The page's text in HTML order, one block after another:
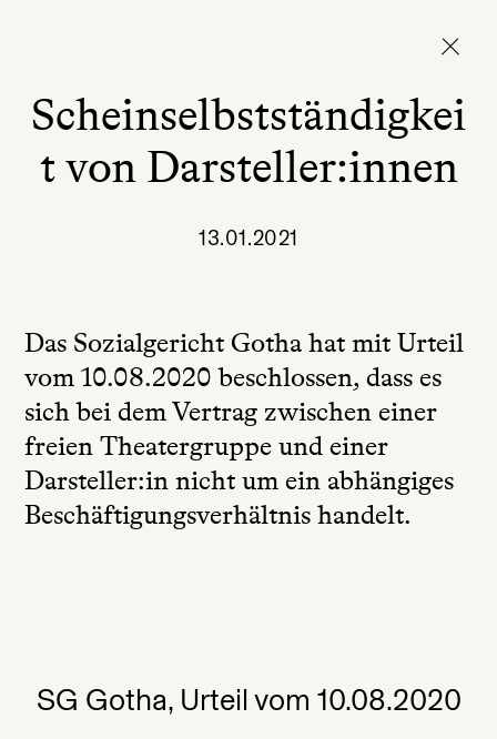
Scheinselbstständigkei
t von Darsteller:innen
13.01.2021
Das Sozialgericht Gotha hat mit Urteil
vom 10.08.2020 beschlossen, dass es
sich bei dem Vertrag zwischen einer
freien Theatergruppe und einer
Darsteller:in nicht um ein abhängiges
Beschäftigungsverhältnis handelt.
SG Gotha, Urteil vom 10.08.2020